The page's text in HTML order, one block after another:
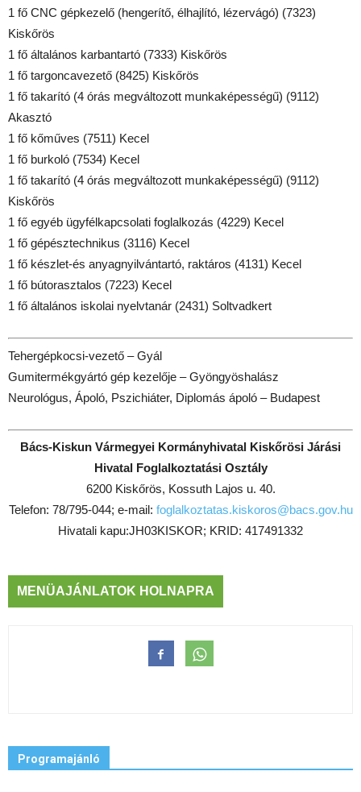
1 fő CNC gépkezelő (hengerítő, élhajlító, lézervágó) (7323)
Kiskőrös
1 fő általános karbantartó (7333) Kiskőrös
1 fő targoncavezető (8425) Kiskőrös
1 fő takarító (4 órás megváltozott munkaképességű) (9112)
Akasztó
1 fő kőműves (7511) Kecel
1 fő burkoló (7534) Kecel
1 fő takarító (4 órás megváltozott munkaképességű) (9112)
Kiskőrös
1 fő egyéb ügyfélkapcsolati foglalkozás (4229) Kecel
1 fő gépésztechnikus (3116) Kecel
1 fő készlet-és anyagnyilvántartó, raktáros (4131) Kecel
1 fő bútorasztalos (7223) Kecel
1 fő általános iskolai nyelvtanár (2431) Soltvadkert
Tehergépkocsi-vezető – Gyál
Gumitermékgyártó gép kezelője – Gyöngyöshalász
Neurológus, Ápoló, Pszichiáter, Diplomás ápoló – Budapest
Bács-Kiskun Vármegyei Kormányhivatal Kiskőrösi Járási
Hivatal Foglalkoztatási Osztály
6200 Kiskőrös, Kossuth Lajos u. 40.
Telefon: 78/795-044; e-mail: foglalkoztatas.kiskoros@bacs.gov.hu
Hivatali kapu:JH03KISKOR; KRID: 417491332
MENÜAJÁNLATOK HOLNAPRA
Programajánló